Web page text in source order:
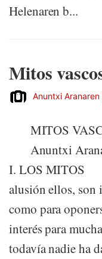
Helenaren b...
Mitos
Anuntxi Aranaren
MITOS
Anuntxi
I. LOS
alusión ellos, son
como para
interés para
todavía nadie ha